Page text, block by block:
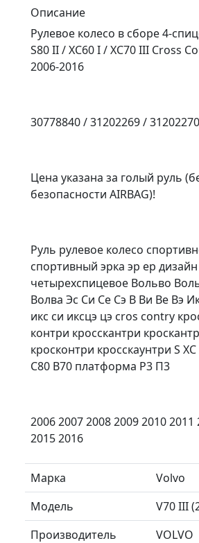
Описание
Рулевое колесо в сборе 4-
S80 II / XC60 I / XC70 III Cross
2006-2016
30778840 / 31202269 / 31202270
Цена указана за голый руль
безопасности AIRBAG)!
Руль рулевое колесо
спортивный эрка эр ер
четырехспицевое Вольво
Волва Эс Си Се Сэ В Ви Ве Вэ
икс си иксцэ цэ cros contry
контри кросскантри
кросконтри кросскаунтри S XC
С80 В70 платформа P3 П3
2006 2007 2008 2009 2010 2011
2015 2016
Марка
Volvo
Модель
V70 III
Производитель
VOLVO